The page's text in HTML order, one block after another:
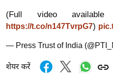
फ
म
नो
ज
(Full video
https://t.co/n147TvrpG7)
— Press Trust of India
शेयर करें